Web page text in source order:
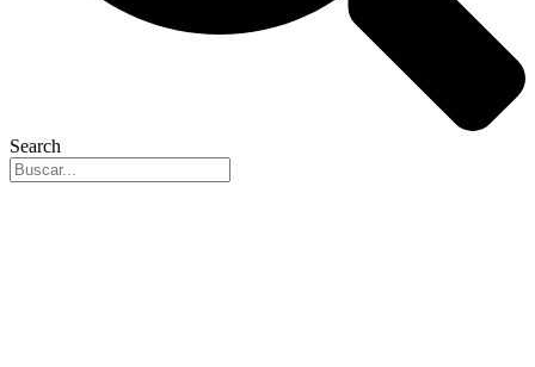
Search